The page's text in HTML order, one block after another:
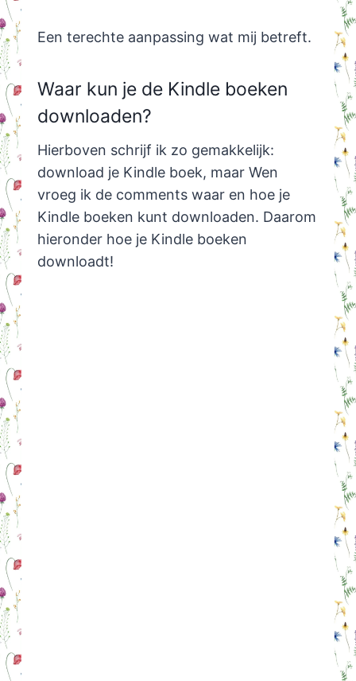
Een terechte aanpassing wat mij betreft.
Waar kun je de Kindle boeken
downloaden?
Hierboven schrijf ik zo gemakkelijk:
download je Kindle boek, maar Wen
vroeg ik de comments waar en hoe je
Kindle boeken kunt downloaden. Daarom
hieronder hoe je Kindle boeken
downloadt!